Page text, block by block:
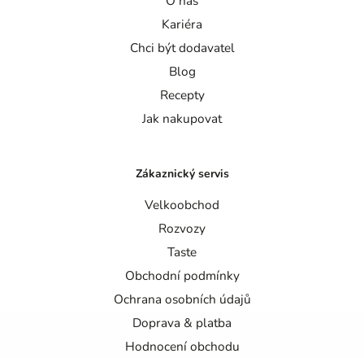
Kariéra
Chci být dodavatel
Blog
Recepty
Jak nakupovat
Zákaznický servis
Velkoobchod
Rozvozy
Taste
Obchodní podmínky
Ochrana osobních údajů
Doprava & platba
Hodnocení obchodu